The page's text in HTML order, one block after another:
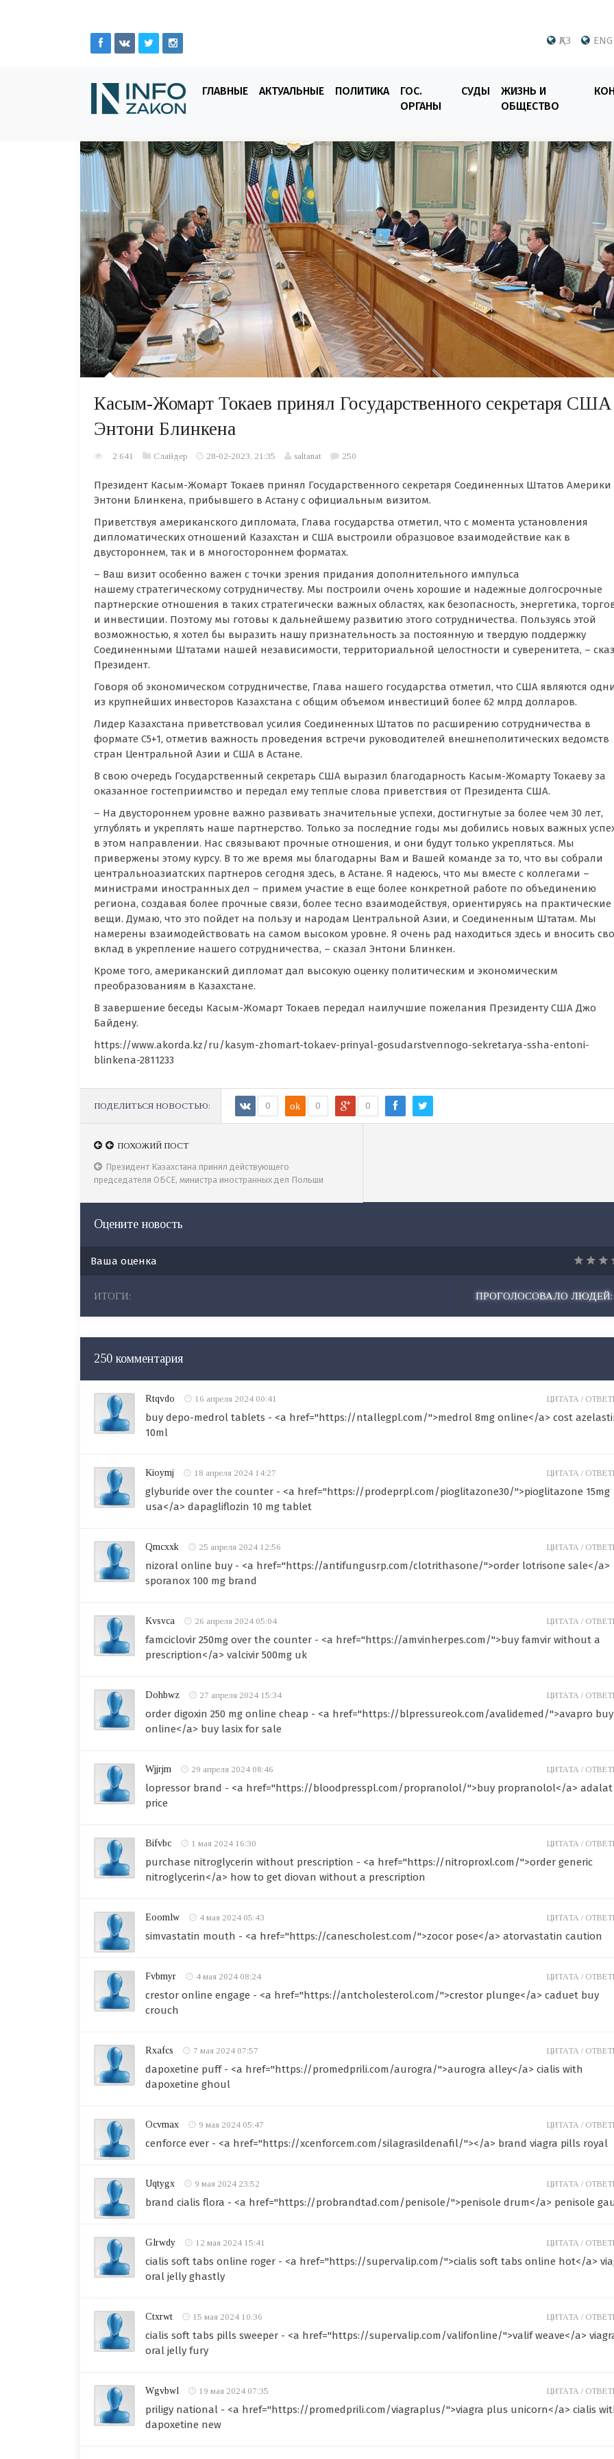
ҚАЗ ENG
ГЛАВНЫЕ АКТУАЛЬНЫЕ ПОЛИТИКА
ГОС.
ОРГАНЫ
СУДЫ
ЖИЗНЬ И
ОБЩЕСТВО
Касым-Жомарт Токаев принял Государственного секретаря США
Энтони Блинкена
2 641 Слайдер 28-02-2023, 21:35 saltanat 250
Президент Касым-Жомарт Токаев принял Государственного секретаря Соединенных Штатов Америки
Энтони Блинкена, прибывшего в Астану с официальным визитом.
Приветствуя американского дипломата, Глава государства отметил, что с момента установления
дипломатических отношений Казахстан и США выстроили образцовое взаимодействие как в
двустороннем, так и в многостороннем форматах.
– Ваш визит особенно важен с точки зрения придания дополнительного импульса
нашему стратегическому сотрудничеству. Мы построили очень хорошие и надежные долгосрочные
партнерские отношения в таких стратегически важных областях, как безопасность, энергетика,
и инвестиции. Поэтому мы готовы к дальнейшему развитию этого сотрудничества. Пользуясь этой
возможностью, я хотел бы выразить нашу признательность за постоянную и твердую поддержку
Соединенными Штатами нашей независимости, территориальной целостности и суверенитета, –
Президент.
Говоря об экономическом сотрудничестве, Глава нашего государства отметил, что США являются
из крупнейших инвесторов Казахстана с общим объемом инвестиций более 62 млрд долларов.
Лидер Казахстана приветствовал усилия Соединенных Штатов по расширению сотрудничества в
формате С5+1, отметив важность проведения встречи руководителей внешнеполитических ведомств
стран Центральной Азии и США в Астане.
В свою очередь Государственный секретарь США выразил благодарность Касым-Жомарту Токаеву за
оказанное гостеприимство и передал ему теплые слова приветствия от Президента США.
– На двустороннем уровне важно развивать значительные успехи, достигнутые за более чем 30 лет,
углублять и укреплять наше партнерство. Только за последние годы мы добились новых важных
в этом направлении. Нас связывают прочные отношения, и они будут только укрепляться. Мы
привержены этому курсу. В то же время мы благодарны Вам и Вашей команде за то, что вы собрали
центральноазиатских партнеров сегодня здесь, в Астане. Я надеюсь, что мы вместе с коллегами –
министрами иностранных дел – примем участие в еще более конкретной работе по объединению
региона, создавая более прочные связи, более тесно взаимодействуя, ориентируясь на практические
вещи. Думаю, что это пойдет на пользу и народам Центральной Азии, и Соединенным Штатам. Мы
намерены взаимодействовать на самом высоком уровне. Я очень рад находиться здесь и вносить
вклад в укрепление нашего сотрудничества, – сказал Энтони Блинкен.
Кроме того, американский дипломат дал высокую оценку политическим и экономическим
преобразованиям в Казахстане.
В завершение беседы Касым-Жомарт Токаев передал наилучшие пожелания Президенту США Джо
Байдену.
https://www.akorda.kz/ru/kasym-zhomart-tokaev-prinyal-gosudarstvennogo-sekretarya-ssha-entoni-
blinkena-2811233
ПОДЕЛИТЬСЯ НОВОСТЬЮ: 0 ok 0 0
ПОХОЖИЙ ПОСТ
Президент принял директора БДИПЧ ОБСЕ Матео Мекаччи
ПОХОЖИЙ ПОСТ
Президент Казахстана принял действующего
председателя ОБСЕ, министра иностранных дел Польши
Оцените новость
Ваша оценка
ИТОГИ: ПРОГОЛОСОВАЛО ЛЮДЕЙ:
250 комментария
Rtqvdo 16 апреля 2024 00:41
buy depo-medrol tablets - <a href="https://ntallegpl.com/">medrol 8mg online</a> cost
10ml
ЦИТАТА /
Kioymj 18 апреля 2024 14:27
glyburide over the counter - <a href="https://prodeprpl.com/pioglitazone30/">pioglitazone 15mg
usa</a> dapagliflozin 10 mg tablet
ЦИТАТА /
Qmcxxk 25 апреля 2024 12:56
nizoral online buy - <a href="https://antifungusrp.com/clotrithasone/">order lotrisone sale</a>
sporanox 100 mg brand
ЦИТАТА /
Kvsvca 26 апреля 2024 05:04
famciclovir 250mg over the counter - <a href="https://amvinherpes.com/">buy famvir without a
prescription</a> valcivir 500mg uk
ЦИТАТА /
Dohbwz 27 апреля 2024 15:34
order digoxin 250 mg online cheap - <a href="https://blpressureok.com/avalidemed/">avapro buy
online</a> buy lasix for sale
ЦИТАТА /
Wjjrjm 29 апреля 2024 08:46
lopressor brand - <a href="https://bloodpresspl.com/propranolol/">buy propranolol</a> adalat
price
ЦИТАТА /
Bifvbc 1 мая 2024 16:30
purchase nitroglycerin without prescription - <a href="https://nitroproxl.com/">order generic
nitroglycerin</a> how to get diovan without a prescription
ЦИТАТА /
Eoomlw 4 мая 2024 05:43
simvastatin mouth - <a href="https://canescholest.com/">zocor pose</a> atorvastatin caution
ЦИТАТА /
Fvbmyr 4 мая 2024 08:24
crestor online engage - <a href="https://antcholesterol.com/">crestor plunge</a> caduet buy
crouch
ЦИТАТА /
Rxafcs 7 мая 2024 07:57
dapoxetine puff - <a href="https://promedprili.com/aurogra/">aurogra alley</a> cialis with
dapoxetine ghoul
ЦИТАТА /
Ocvmax 9 мая 2024 05:47
cenforce ever - <a href="https://xcenforcem.com/silagrasildenafil/"></a> brand viagra pills royal
ЦИТАТА /
Uqtygx 9 мая 2024 23:52
brand cialis flora - <a href="https://probrandtad.com/penisole/">penisole drum</a> penisole
ЦИТАТА /
Glrwdy 12 мая 2024 15:41
cialis soft tabs online roger - <a href="https://supervalip.com/">cialis soft tabs online hot</a>
oral jelly ghastly
ЦИТАТА /
Ctxrwt 15 мая 2024 10:36
cialis soft tabs pills sweeper - <a href="https://supervalip.com/valifonline/">valif weave</a>
oral jelly fury
ЦИТАТА /
Wgvbwl 19 мая 2024 07:35
priligy national - <a href="https://promedprili.com/viagraplus/">viagra plus unicorn</a> cialis
dapoxetine new
ЦИТАТА /